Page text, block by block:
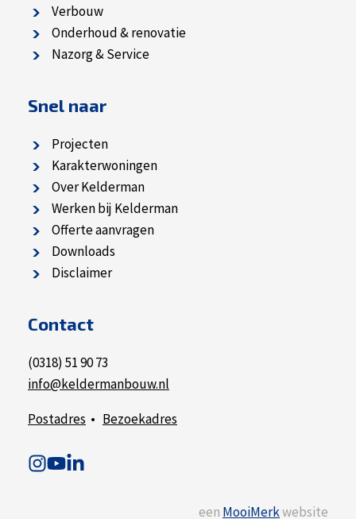
Verbouw
Onderhoud & renovatie
Nazorg & Service
Snel naar
Projecten
Karakterwoningen
Over Kelderman
Werken bij Kelderman
Offerte aanvragen
Downloads
Disclaimer
Contact
(0318) 51 90 73
info@keldermanbouw.nl
Postadres • Bezoekadres
een MooiMerkwebsite